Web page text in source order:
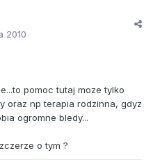
2010
pomoc tutaj moze tylko
oraz np terapia rodzinna, gdyz
ogromne bledy...
o tym ?